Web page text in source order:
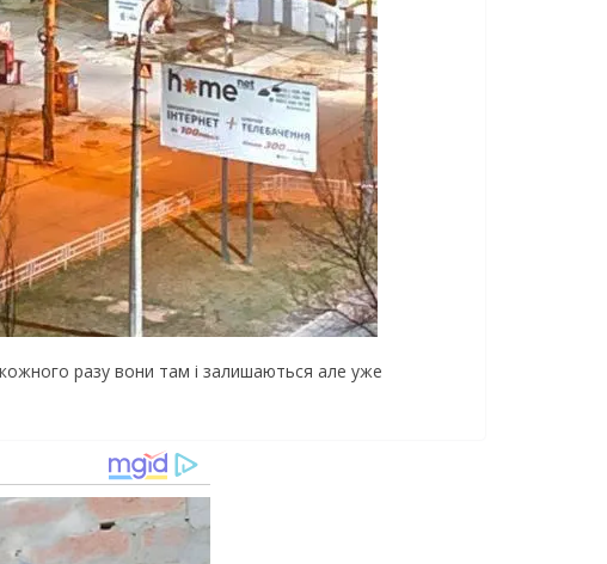
кожного разу вони там і залишаються але уже